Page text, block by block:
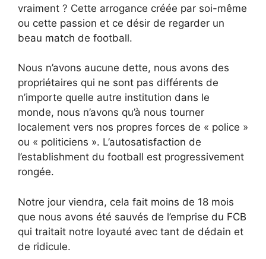
vraiment ? Cette arrogance créée par soi-même
ou cette passion et ce désir de regarder un
beau match de football.
Nous n’avons aucune dette, nous avons des
propriétaires qui ne sont pas différents de
n’importe quelle autre institution dans le
monde, nous n’avons qu’à nous tourner
localement vers nos propres forces de « police »
ou « politiciens ». L’autosatisfaction de
l’establishment du football est progressivement
rongée.
Notre jour viendra, cela fait moins de 18 mois
que nous avons été sauvés de l’emprise du FCB
qui traitait notre loyauté avec tant de dédain et
de ridicule.